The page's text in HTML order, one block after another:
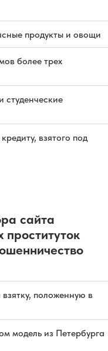
продукты и овощи
более трех
взятого под
сайта
проституток
взятку, положенную в
модель из Петербурга